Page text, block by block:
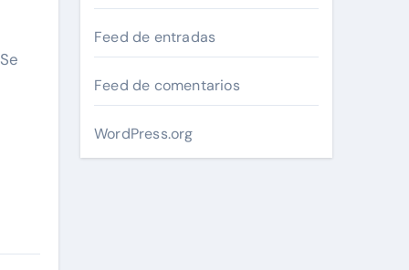
Feed de entradas
Feed de comentarios
WordPress.org